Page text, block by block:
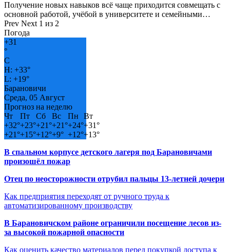
Получение новых навыков всё чаще приходится совмещать с
основной работой, учёбой в университете и семейными…
Prev Next 1 из 2
Погода
+31
°
C
H: +33°
L: +19°
Барановичи
Среда, 05 Август
Прогноз на неделю
Чт
Пт Сб Вс Пн
Вт
+32°+23°+21°+21°+24°+31°
+21°+15°+12°+9° +12°+13°
В спальном корпусе детского лагеря под Барановичами
произошёл пожар
Отец по неосторожности отрубил пальцы 13-летней дочери
Как предприятия переходят от ручного труда к
автоматизированному производству
В Барановичском районе ограничили посещение лесов из-
за высокой пожарной опасности
Как оценить качество материалов перед покупкой доступа к